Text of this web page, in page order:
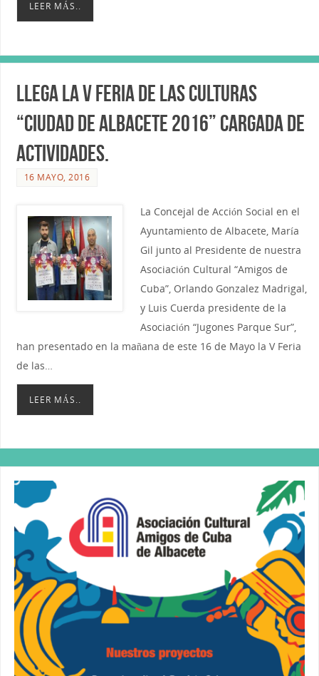
LEER MÁS..
Llega la V Feria de las Culturas
“Ciudad de Albacete 2016” cargada de
actividades.
16 MAYO, 2016
La Concejal de Acción Social en el
Ayuntamiento de Albacete, María
Gil junto al Presidente de nuestra
Asociación Cultural “Amigos de
Cuba”, Orlando Gonzalez Madrigal,
y Luis Cuerda presidente de la
Asociación “Jugones Parque Sur”,
han presentado en la mañana de este 16 de Mayo la V Feria
de las…
LEER MÁS..